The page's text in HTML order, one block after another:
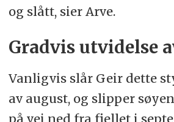
og slått, sier Arve.
Gradvis utvidelse
Vanligvis slår Geir dette
av august, og slipper
på vei ned fra fjellet i